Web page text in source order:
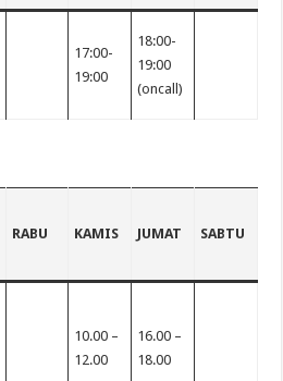
17:00-
19:00
18:00-
19:00
(oncall)
RABU KAMIS JUMAT SABTU
10.00 –
12.00
16.00 –
18.00